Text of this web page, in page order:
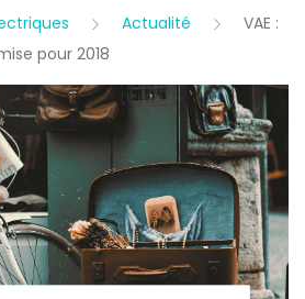
Actualité
VAE :
pour 2018